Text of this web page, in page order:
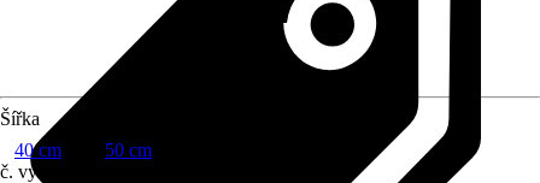
Šířka
40 cm
50 cm
č. výrobku